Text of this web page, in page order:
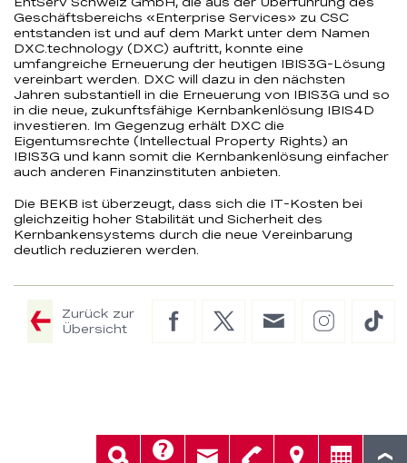
Geschäftsbereichs «Enterprise Services» zu CSC
entstanden ist und auf dem Markt unter dem Namen
DXC.technology (DXC) auftritt, konnte eine
umfangreiche Erneuerung der heutigen IBIS3G-Lösung
vereinbart werden. DXC will dazu in den nächsten
Jahren substantiell in die Erneuerung von IBIS3G und so
in die neue, zukunftsfähige Kernbankenlösung IBIS4D
investieren. Im Gegenzug erhält DXC die
Eigentumsrechte (Intellectual Property Rights) an
IBIS3G und kann somit die Kernbankenlösung einfacher
auch anderen Finanzinstituten anbieten.
Die BEKB ist überzeugt, dass sich die IT-Kosten bei
gleichzeitig hoher Stabilität und Sicherheit des
Kernbankensystems durch die neue Vereinbarung
deutlich reduzieren werden.
Zurück zur
Übersicht
FacebookTwitter
E-
Instagram